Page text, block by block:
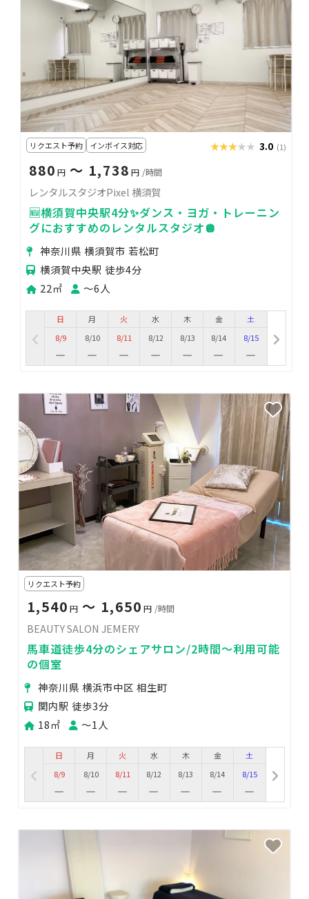
リクエスト予約 インボイス対応 ★★★★★
★★★★★ 3.0 (1)
880 円〜 1,738 円 /時間
レンタルスタジオPixel 横須賀
🆕横須賀中央駅4分✨ダンス・ヨガ・トレーニン
グにおすすめのレンタルスタジオ🪩
神奈川県 横須賀市 若松町
横須賀中央駅 徒歩4分
22㎡
〜6人
日
8/9
月
8/10
火
8/11
水
8/12
木
8/13
金
8/14
土
8/15
リクエスト予約
1,540 円 〜 1,650 円 /時間
BEAUTY SALON JEMERY
馬車道徒歩4分のシェアサロン/2時間〜利用可能
の個室
神奈川県 横浜市中区 相生町
関内駅 徒歩3分
18㎡
〜1人
日
8/9
月
8/10
火
8/11
水
8/12
木
8/13
金
8/14
土
8/15